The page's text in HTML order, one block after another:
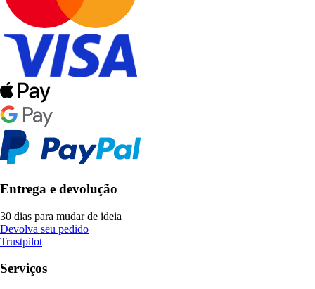
Entrega e devolução
30 dias para mudar de ideia
Devolva seu pedido
Trustpilot
Serviços